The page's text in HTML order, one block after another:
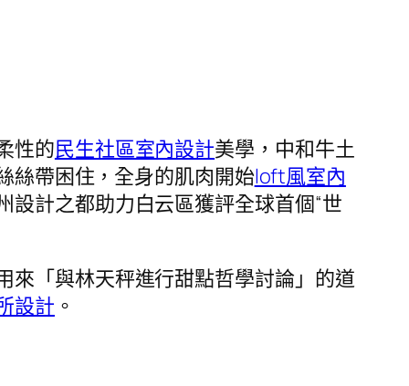
性的民生社區室內設計美學，中和牛土
絲帶困住，全身的肌肉開始loft風室內
設計之都助力白云區獲評全球首個“世
來「與林天秤進行甜點哲學討論」的道
設計 。